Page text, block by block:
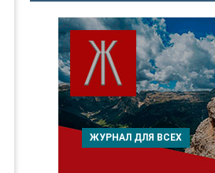
ЖУРНАЛ ДЛЯ ВСЕХ